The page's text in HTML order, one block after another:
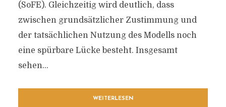
(SoFE). Gleichzeitig wird deutlich, dass
zwischen grundsätzlicher Zustimmung und
der tatsächlichen Nutzung des Modells noch
eine spürbare Lücke besteht. Insgesamt
sehen...
WEITERLESEN